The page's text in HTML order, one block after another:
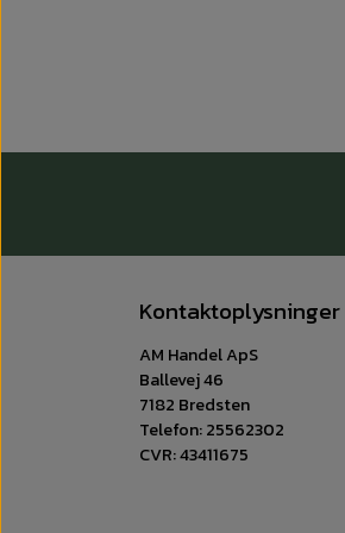
Kontaktoplysninger
AM Handel ApS
Ballevej 46
7182 Bredsten
Telefon: 25562302
CVR: 43411675